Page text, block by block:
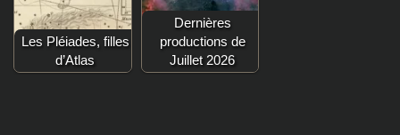
Les Pléiades, filles
d’Atlas
Dernières
productions de
Juillet 2026